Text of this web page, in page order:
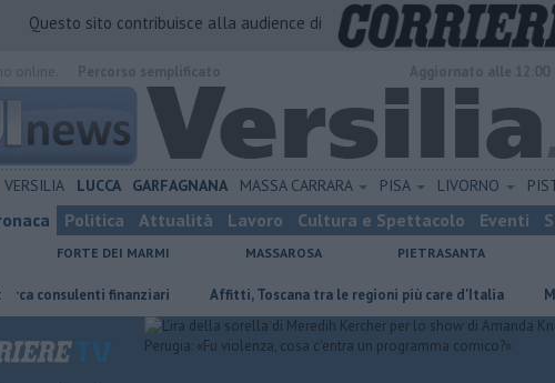
Questo sito contribuisce alla audience di
VERSILIA LUCCA GARFAGNANA MASSA CARRARA PISA LIVORNO
Politica Attualità Lavoro Cultura e Spettacolo Eventi
FORTE DEI MARMI MASSAROSA PIETRASANTA
finanziari Affitti, Toscana tra le regioni più care d'Italia